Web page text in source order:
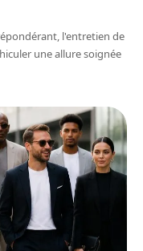
l'entretien de
une allure soignée